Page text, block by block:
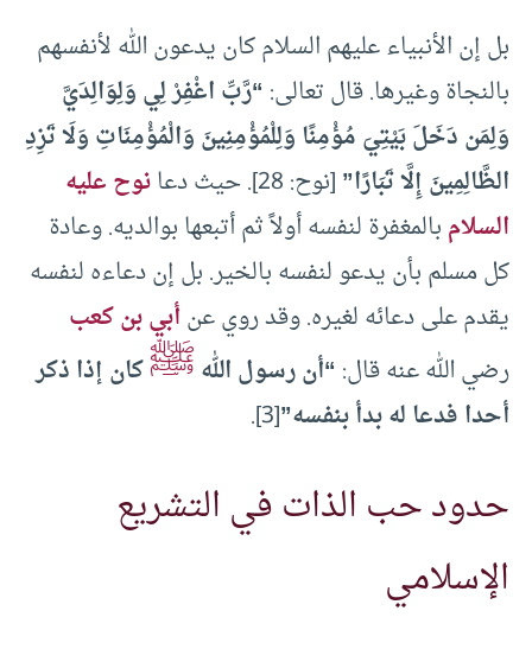
بل إن الأنبياء عليهم السلام كان يدعون الله لأنفسهم
بالنجاة وغيرها. قال تعالى: “رَّبِّ اغْفِرْ لِي وَلِوَالِدَيَّ
وَلِمَن دَخَلَ بَيْتِيَ مُؤْمِنًا وَلِلْمُؤْمِنِينَ وَالْمُؤْمِنَاتِ وَلَا تَزِدِ
الظَّالِمِينَ إِلَّا تَبَارًا”[نوح: 28]. حيث دعا
نوح عليه
السلامبالمغفرة لنفسه أولاً ثم أتبعها بوالديه. وعادة
كل مسلم بأن يدعو لنفسه بالخير. بل إن دعاءه لنفسه
يقدم على دعائه لغيره. وقد روي عنأبي بن كعب
رضي الله عنه قال: “أن رسول اللهﷺكان إذا ذكر
أحدا فدعا له بدأ بنفسه”[3].
حدود حب الذات في التشريع
الإسلامي